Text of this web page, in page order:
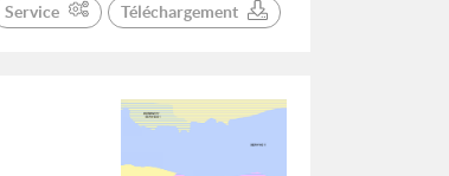
Service Téléchargement